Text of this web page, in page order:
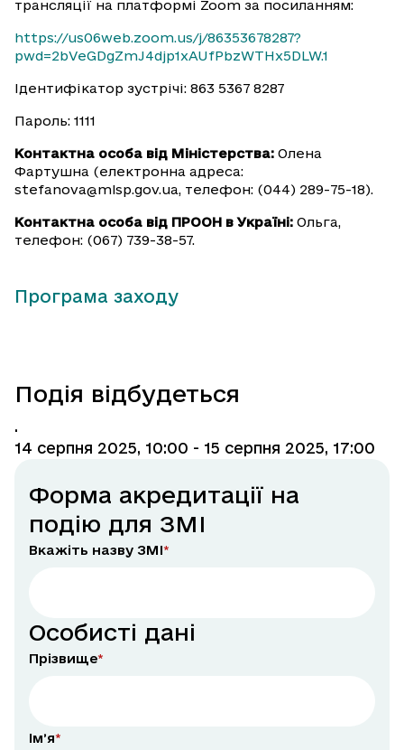
трансляції на платформі Zoom за посиланням:
https://us06web.zoom.us/j/86353678287?
pwd=2bVeGDgZmJ4djp1xAUfPbzWTHx5DLW.1
Ідентифікатор зустрічі: 863 5367 8287
Пароль: 1111
Контактна особа від Міністерства: Олена
Фартушна (електронна адреса:
stefanova@mlsp.gov.ua, телефон: (044) 289-75-18).
Контактна особа від ПРООН в Україні: Ольга,
телефон: (067) 739-38-57.
Програма заходу
Подія відбудеться
.
14 серпня 2025, 10:00 - 15 серпня 2025, 17:00
Форма акредитації на
подію для ЗМІ
Вкажіть назву ЗМІ
Особисті дані
Прізвище
Імʼя